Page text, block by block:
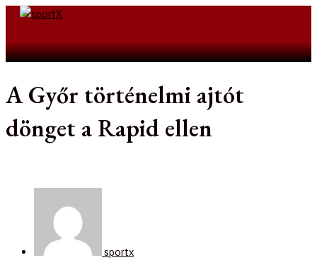
Skip
A Győr történelmi ajtót
dönget a Rapid ellen
sportx